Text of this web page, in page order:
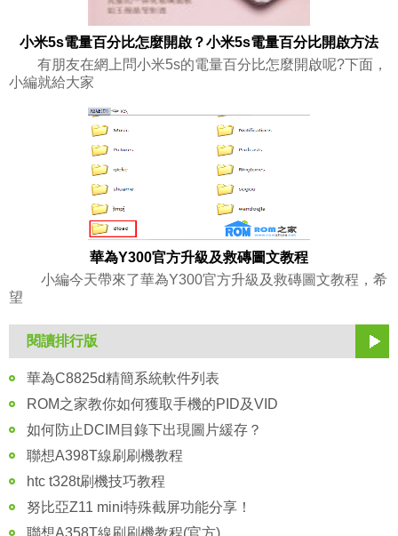
小米5s電量百分比怎麼開啟？小米5s電量百分比開啟方法
有朋友在網上問小米5s的電量百分比怎麼開啟呢?下面，
小編就給大家
華為Y300官方升級及救磚圖文教程
小編今天帶來了華為Y300官方升級及救磚圖文教程，希
望
閱讀排行版
華為C8825d精簡系統軟件列表
ROM之家教你如何獲取手機的PID及VID
如何防止DCIM目錄下出現圖片緩存？
聯想A398T線刷刷機教程
htc t328t刷機技巧教程
努比亞Z11 mini特殊截屏功能分享！
聯想A358T線刷刷機教程(官方)